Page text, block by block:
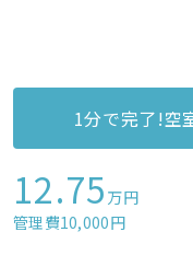
1分で完了!空
12.75 万円
管理費10,000円